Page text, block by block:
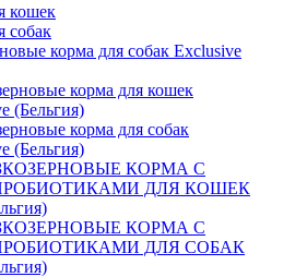
кошек
собак
корма для собак Exclusive
корма для кошек
(Бельгия)
корма для собак
(Бельгия)
КОРМА С
ДЛЯ КОШЕК
КОРМА С
ДЛЯ СОБАК